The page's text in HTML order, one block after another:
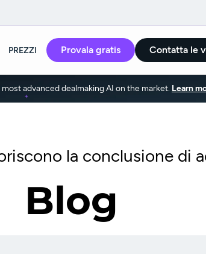
PREZZI Provala gratis Contatta le
advanced dealmaking AI on the market. Learn
la conclusione di
Blog